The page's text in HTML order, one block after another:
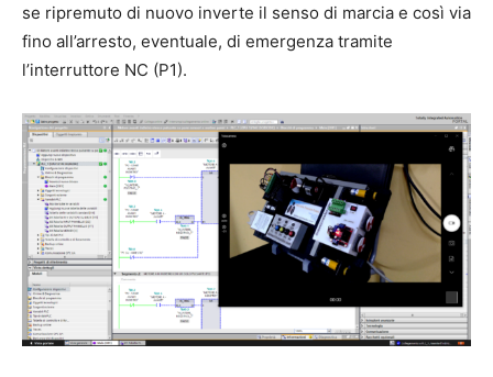
se ripremuto di nuovo inverte il senso di marcia e così via
fino all’arresto, eventuale, di emergenza tramite
l’interruttore NC (P1).